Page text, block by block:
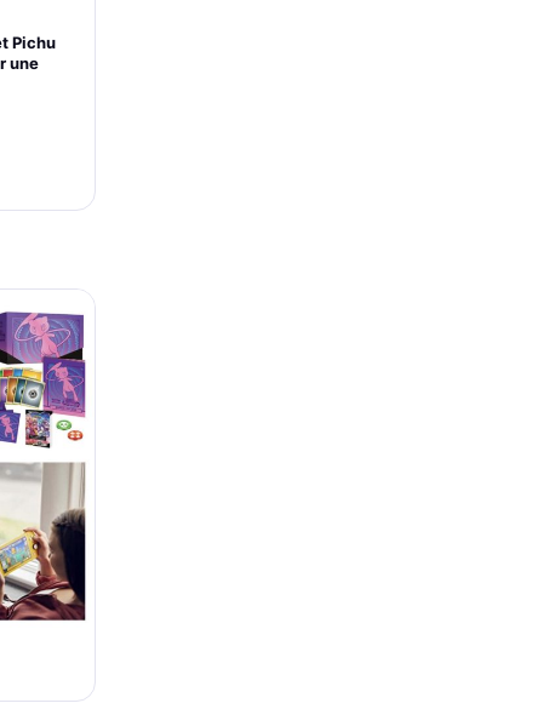
Pichu
une